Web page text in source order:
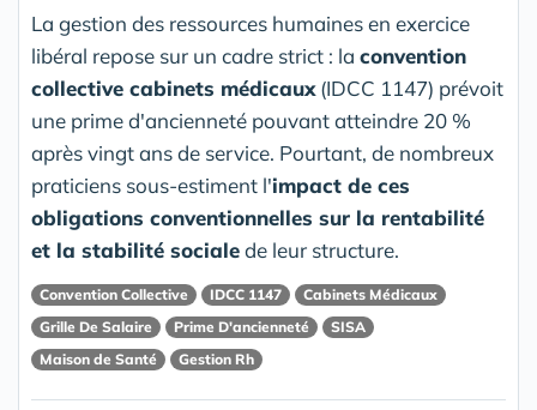
La gestion des ressources humaines en exercice
libéral repose sur un cadre strict : la convention
collective cabinets médicaux(IDCC 1147) prévoit
une prime d'ancienneté pouvant atteindre 20 %
après vingt ans de service. Pourtant, de nombreux
praticiens sous-estiment l'impact de ces
obligations conventionnelles sur la rentabilité
et la stabilité socialede leur structure.
Convention Collective IDCC 1147
Cabinets Médicaux
Grille De Salaire
Prime D'ancienneté
SISA
Maison de Santé
Gestion Rh